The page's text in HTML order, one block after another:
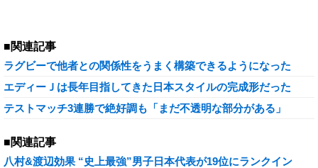
■関連記事
ラグビーで他者との関係性をうまく構築できるようになった
エディーＪは長年目指してきた日本スタイルの完成形だった
テストマッチ3連勝で絶好調も「まだ不透明な部分がある」
■関連記事
八村&渡辺効果 “史上最強”男子日本代表が19位にランクイン